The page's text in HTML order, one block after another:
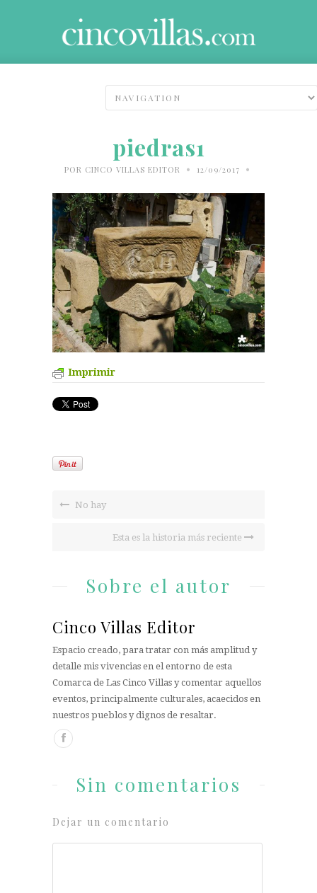
piedras1
POR CINCO VILLAS EDITOR • 12/09/2017 •
Imprimir
No hay
Esta es la historia más reciente
Sobre el autor
Cinco Villas Editor
Espacio creado, para tratar con más amplitud y
detalle mis vivencias en el entorno de esta
Comarca de Las Cinco Villas y comentar aquellos
eventos, principalmente culturales, acaecidos en
nuestros pueblos y dignos de resaltar.
Sin comentarios
Dejar un comentario